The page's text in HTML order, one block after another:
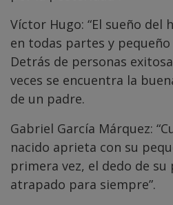
Víctor Hugo: “El sueño del
en todas partes y pequeño
Detrás de personas
veces se encuentra la
de un padre.
Gabriel García Márquez:
nacido aprieta con su
primera vez, el dedo de
atrapado para siempre”.